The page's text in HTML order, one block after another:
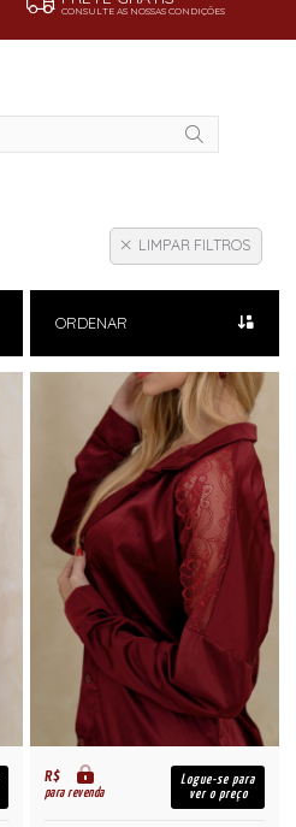
CONSULTE AS NOSSAS CONDIÇÕES
LIMPAR FILTROS
ORDENAR
R$
para revenda
Logue-se para
ver o preço